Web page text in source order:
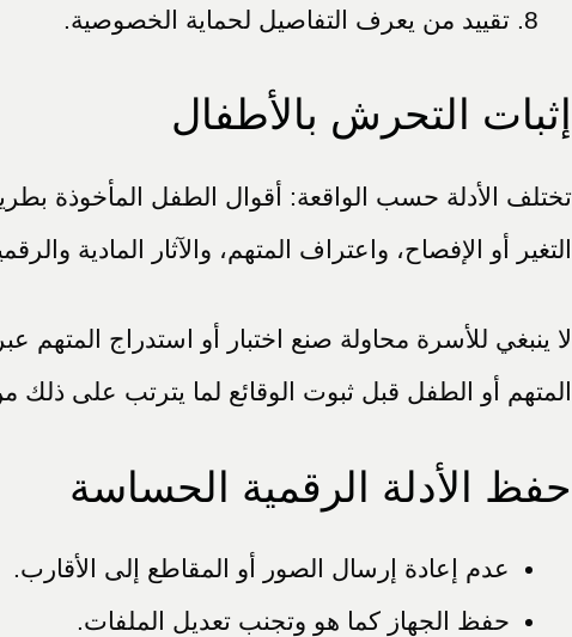
تقييد من يعرف التفاصيل لحماية الخصوصية.
إثبات التحرش بالأطفال
تختلف الأدلة حسب الواقعة: أقوال الطفل المأخوذة
التغير أو الإفصاح، واعتراف المتهم، والآثار المادية
لا ينبغي للأسرة محاولة صنع اختبار أو استدراج
المتهم أو الطفل قبل ثبوت الوقائع لما يترتب على
حفظ الأدلة الرقمية الحساسة
عدم إعادة إرسال الصور أو المقاطع إلى الأقارب.
حفظ الجهاز كما هو وتجنب تعديل الملفات.